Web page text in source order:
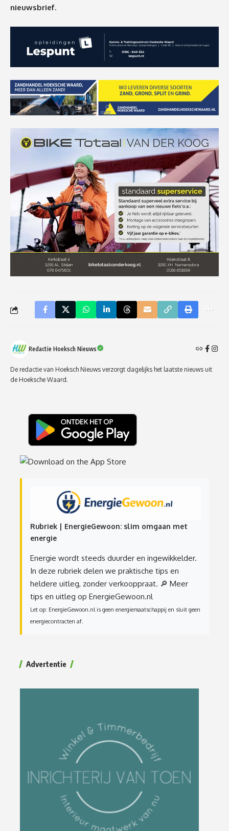
nieuwsbrief.
Redactie Hoeksch Nieuws
De redactie van Hoeksch Nieuws verzorgt dagelijks het laatste nieuws uit
de Hoeksche Waard.
Rubriek | EnergieGewoon: slim omgaan met
energie
Energie wordt steeds duurder en ingewikkelder.
In deze rubriek delen we praktische tips en
heldere uitleg, zonder verkooppraat. 🔎 Meer
tips en uitleg op EnergieGewoon.nl
Let op: EnergieGewoon.nl is geen energiemaatschappij en sluit geen
energiecontracten af.
Advertentie